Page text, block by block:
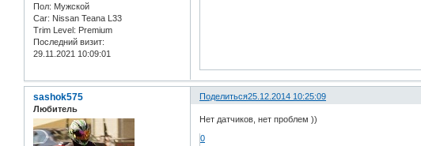
Пол: Мужской
Car: Nissan Teana L33
Trim Level: Premium
Последний визит:
29.11.2021 10:09:01
Поделиться25.12.2014 10:25:09
sashok575
Любитель
Нет датчиков, нет проблем ))
0